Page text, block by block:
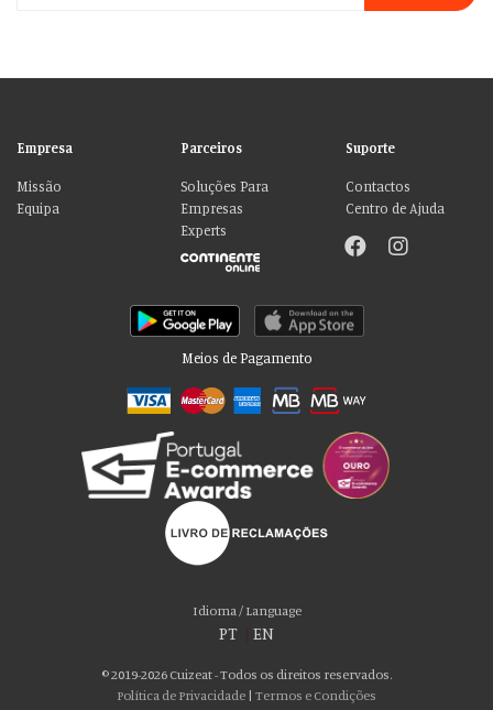
Empresa
Missão
Equipa
Parceiros
Soluções Para
Empresas
Experts
Suporte
Contactos
Centro de Ajuda
Meios de Pagamento
Idioma / Language
PT EN
© 2019-2026 Cuizeat - Todos os direitos reservados.
Política de Privacidade | Termos e Condições
Por favor aceite as nossas deliciosas
Usamos cookies para personalizar conteúdo e anúncios, fornecer recursos
de mídia social e analisar nosso tráfego. Também compartilhamos
social, publicidade e análise, que podem combiná-lo com outras informações
que você forneceu a eles ou que coletaram do uso de seus serviços. Você